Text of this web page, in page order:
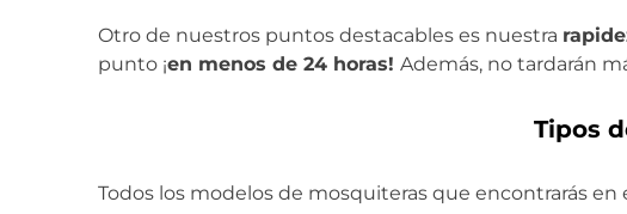
Otro de nuestros puntos destacables es nuestra
punto ¡en menos de 24 horas! Además, no tardarán
Tipos
Todos los modelos de mosquiteras que encontrarás en